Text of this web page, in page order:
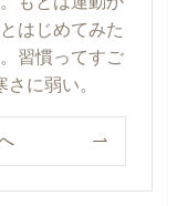
はじめてみた
習慣ってすご
に弱い。